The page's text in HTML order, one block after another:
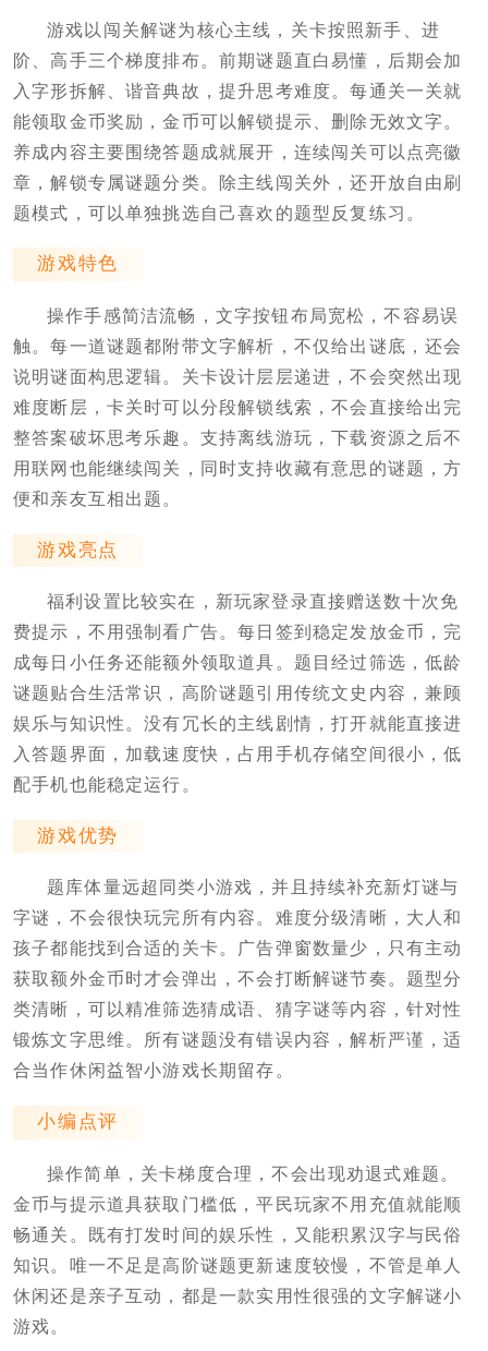
游戏以闯关解谜为核心主线，关卡按照新手、进
阶、高手三个梯度排布。前期谜题直白易懂，后期会加
入字形拆解、谐音典故，提升思考难度。每通关一关就
能领取金币奖励，金币可以解锁提示、删除无效文字。
养成内容主要围绕答题成就展开，连续闯关可以点亮徽
章，解锁专属谜题分类。除主线闯关外，还开放自由刷
题模式，可以单独挑选自己喜欢的题型反复练习。
游戏特色
操作手感简洁流畅，文字按钮布局宽松，不容易误
触。每一道谜题都附带文字解析，不仅给出谜底，还会
说明谜面构思逻辑。关卡设计层层递进，不会突然出现
难度断层，卡关时可以分段解锁线索，不会直接给出完
整答案破坏思考乐趣。支持离线游玩，下载资源之后不
用联网也能继续闯关，同时支持收藏有意思的谜题，方
便和亲友互相出题。
游戏亮点
福利设置比较实在，新玩家登录直接赠送数十次免
费提示，不用强制看广告。每日签到稳定发放金币，完
成每日小任务还能额外领取道具。题目经过筛选，低龄
谜题贴合生活常识，高阶谜题引用传统文史内容，兼顾
娱乐与知识性。没有冗长的主线剧情，打开就能直接进
入答题界面，加载速度快，占用手机存储空间很小，低
配手机也能稳定运行。
游戏优势
题库体量远超同类小游戏，并且持续补充新灯谜与
字谜，不会很快玩完所有内容。难度分级清晰，大人和
孩子都能找到合适的关卡。广告弹窗数量少，只有主动
获取额外金币时才会弹出，不会打断解谜节奏。题型分
类清晰，可以精准筛选猜成语、猜字谜等内容，针对性
锻炼文字思维。所有谜题没有错误内容，解析严谨，适
合当作休闲益智小游戏长期留存。
小编点评
操作简单，关卡梯度合理，不会出现劝退式难题。
金币与提示道具获取门槛低，平民玩家不用充值就能顺
畅通关。既有打发时间的娱乐性，又能积累汉字与民俗
知识。唯一不足是高阶谜题更新速度较慢，不管是单人
休闲还是亲子互动，都是一款实用性很强的文字解谜小
游戏。